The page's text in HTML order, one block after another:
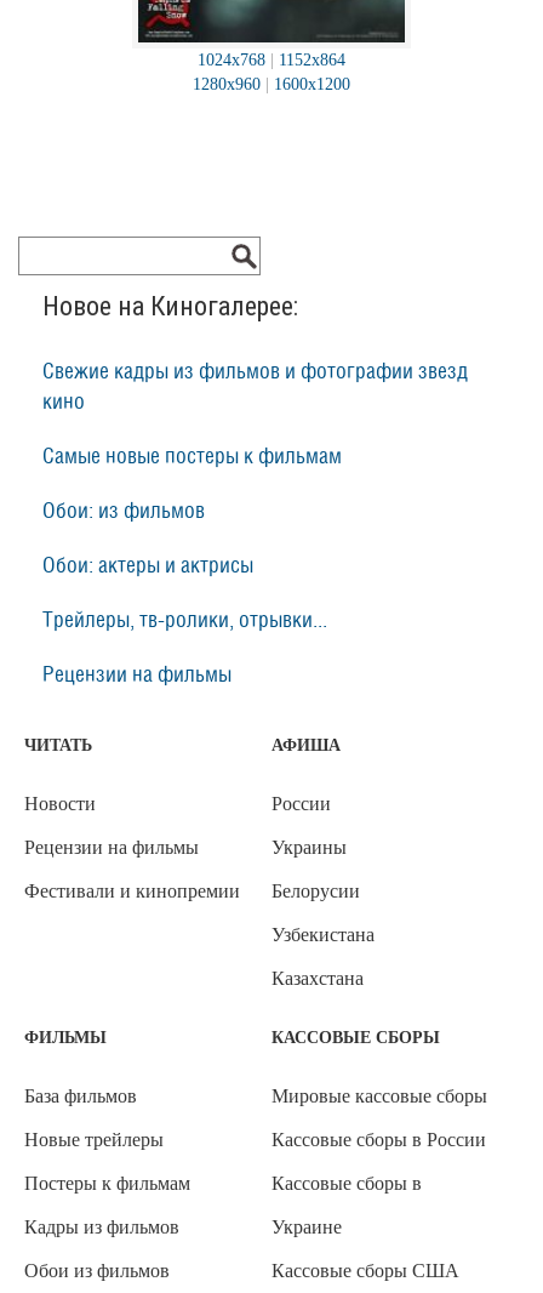
1024x768
1152x864
1280x960
1600x1200
Новое на Киногалерее:
Свежие кадры из фильмов и фотографии звезд
кино
Самые новые постеры к фильмам
Обои: из фильмов
Обои: актеры и актрисы
Трейлеры, тв-ролики, отрывки...
Рецензии на фильмы
ЧИТАТЬ
Новости
Рецензии на фильмы
Фестивали и кинопремии
АФИША
России
Украины
Белорусии
Узбекистана
Казахстана
ФИЛЬМЫ
База фильмов
Новые трейлеры
Постеры к фильмам
Кадры из фильмов
Обои из фильмов
КАССОВЫЕ СБОРЫ
Мировые кассовые сборы
Кассовые сборы в России
Кассовые сборы в
Украине
Кассовые сборы США